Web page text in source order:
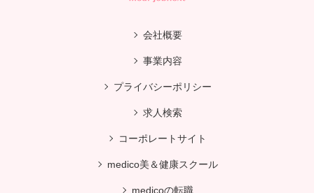
会社概要
事業内容
プライバシーポリシー
求人検索
コーポレートサイト
medico美＆健康スクール
medicoの転職